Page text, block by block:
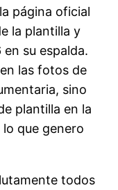
página oficial
la plantilla y
su espalda.
las fotos de
sino
plantilla en la
que genero
todos